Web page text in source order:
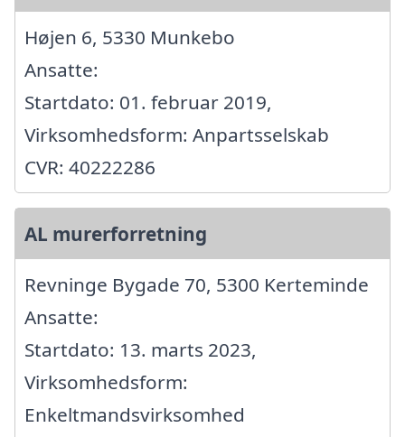
Højen 6, 5330 Munkebo
Ansatte:
Startdato: 01. februar 2019,
Virksomhedsform: Anpartsselskab
CVR: 40222286
AL murerforretning
Revninge Bygade 70, 5300 Kerteminde
Ansatte:
Startdato: 13. marts 2023,
Virksomhedsform:
Enkeltmandsvirksomhed